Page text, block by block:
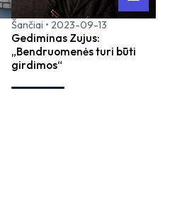
Šančiai • 2023-09-13
Gediminas Zujus:
„Bendruomenės turi būti
girdimos“